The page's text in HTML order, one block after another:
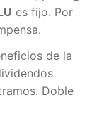
es fijo. Por
de la
Doble